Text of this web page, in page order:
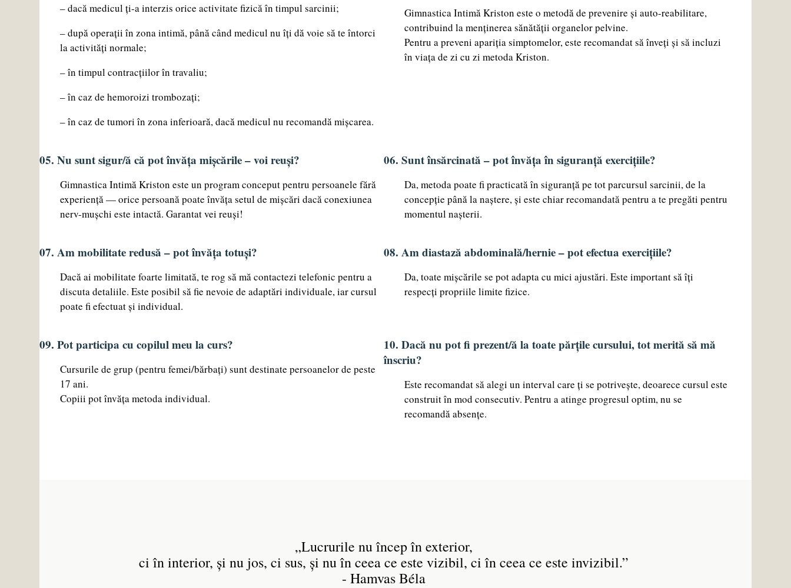
– dacă medicul ți-a interzis orice activitate fizică în timpul sarcinii;
– după operații în zona intimă, până când medicul nu îți dă voie să te întorci
la activități normale;
– în timpul contracțiilor în travaliu;
– în caz de hemoroizi trombozați;
– în caz de tumori în zona inferioară, dacă medicul nu recomandă mișcarea.
Gimnastica Intimă Kriston este o metodă de prevenire și auto-reabilitare,
contribuind la menținerea sănătății organelor pelvine.
Pentru a preveni apariția simptomelor, este recomandat să înveți și să incluzi
în viața de zi cu zi metoda Kriston.
05. Nu sunt sigur/ă că pot învăța mișcările – voi reuși?
Gimnastica Intimă Kriston este un program conceput pentru persoanele fără
experiență — orice persoană poate învăța setul de mișcări dacă conexiunea
nerv-mușchi este intactă. Garantat vei reuși!
06. Sunt însărcinată – pot învăța în siguranță exercițiile?
Da, metoda poate fi practicată în siguranță pe tot parcursul sarcinii, de la
concepție până la naștere, și este chiar recomandată pentru a te pregăti pentru
momentul nașterii.
07. Am mobilitate redusă – pot învăța totuși?
Dacă ai mobilitate foarte limitată, te rog să mă contactezi telefonic pentru a
discuta detaliile. Este posibil să fie nevoie de adaptări individuale, iar cursul
poate fi efectuat și individual.
08. Am diastază abdominală/hernie – pot efectua exercițiile?
Da, toate mișcările se pot adapta cu mici ajustări. Este important să îți
respecți propriile limite fizice.
09. Pot participa cu copilul meu la curs?
Cursurile de grup (pentru femei/bărbați) sunt destinate persoanelor de peste
17 ani.
Copiii pot învăța metoda individual.
10. Dacă nu pot fi prezent/ă la toate părțile cursului, tot merită să mă
înscriu?
Este recomandat să alegi un interval care ți se potrivește, deoarece cursul este
construit în mod consecutiv. Pentru a atinge progresul optim, nu se
recomandă absențe.
„Lucrurile nu încep în exterior,
ci în interior, și nu jos, ci sus, și nu în ceea ce este vizibil, ci în ceea ce este invizibil.”
- Hamvas Béla